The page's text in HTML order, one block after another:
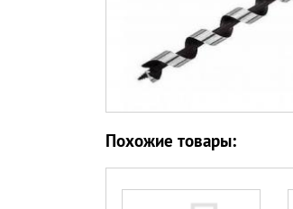
Похожие товары: